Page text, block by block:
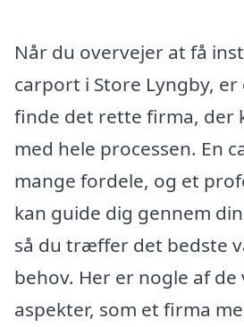
Når du overvejer at få
carport i Store Lyngby,
finde det rette firma, der
med hele processen. En
mange fordele, og et
kan guide dig gennem
så du træffer det bedste
behov. Her er nogle af
aspekter, som et firma